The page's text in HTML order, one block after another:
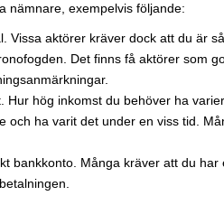
nämnare, exempelvis följande:
Vissa aktörer kräver dock att du är
Det finns få aktörer som
Hur hög inkomst du behöver ha
och ha varit det under en viss tid.
bankkonto. Många kräver att du